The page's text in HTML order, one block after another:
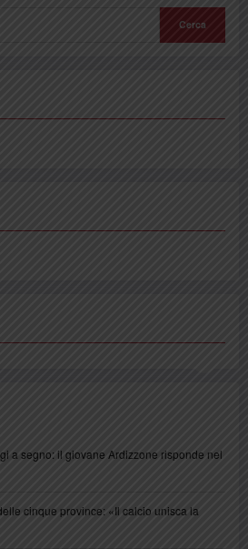
Cerca
a segno: il giovane Ardizzone risponde nel
cinque province: «Il calcio unisca la